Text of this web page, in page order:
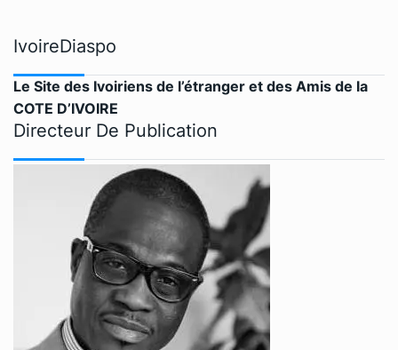
IvoireDiaspo
Le Site des Ivoiriens de l’étranger et des Amis de la
COTE D’IVOIRE
Directeur De Publication